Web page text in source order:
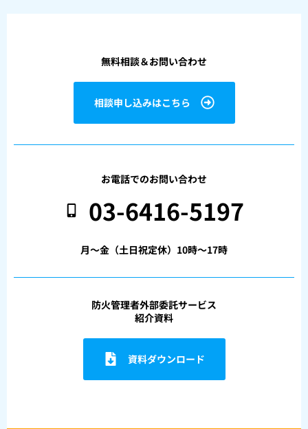
無料相談＆お問い合わせ
相談申し込みはこちら
お電話でのお問い合わせ
03-6416-5197
月〜金（土日祝定休）10時〜17時
防火管理者外部委託サービス
紹介資料
資料ダウンロード